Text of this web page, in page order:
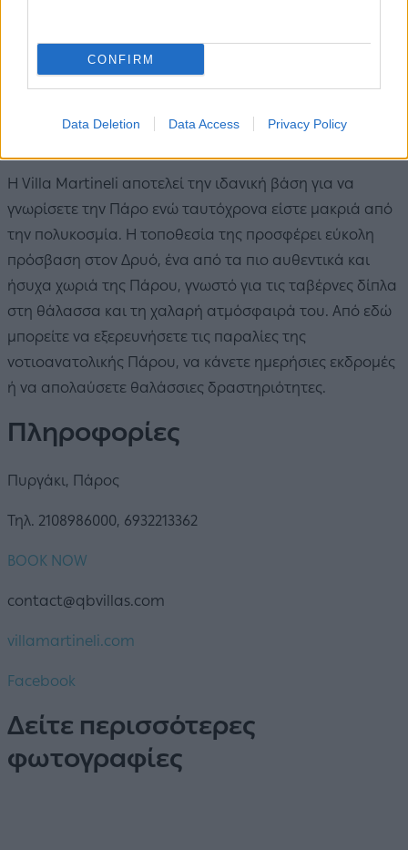
CONFIRM
Data Deletion Data Access Privacy Policy
Η Villa Martineli αποτελεί την ιδανική βάση για να
γνωρίσετε την Πάρο ενώ ταυτόχρονα είστε μακριά από
την πολυκοσμία. Η τοποθεσία της προσφέρει εύκολη
πρόσβαση στον Δρυό, ένα από τα πιο αυθεντικά και
ήσυχα χωριά της Πάρου, γνωστό για τις ταβέρνες δίπλα
στη θάλασσα και τη χαλαρή ατμόσφαιρά του. Από εδώ
μπορείτε να εξερευνήσετε τις παραλίες της
νοτιοανατολικής Πάρου, να κάνετε ημερήσιες εκδρομές
ή να απολαύσετε θαλάσσιες δραστηριότητες.
Πληροφορίες
Πυργάκι, Πάρος
Τηλ. 2108986000, 6932213362
BOOK NOW
contact@qbvillas.com
villamartineli.com
Facebook
Δείτε περισσότερες
φωτογραφίες